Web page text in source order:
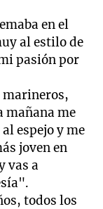
en el
al estilo de
pasión por
marineros,
mañana me
espejo y me
joven en
vas a
todos los